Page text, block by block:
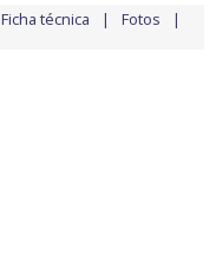
Ficha técnica Fotos